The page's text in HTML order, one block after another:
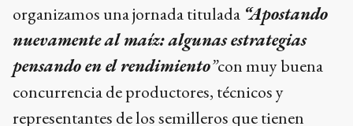
organizamos una jornada titulada “Apostando
nuevamente al maíz: algunas estrategias
pensando en el rendimiento”con muy buena
concurrencia de productores, técnicos y
representantes de los semilleros que tienen